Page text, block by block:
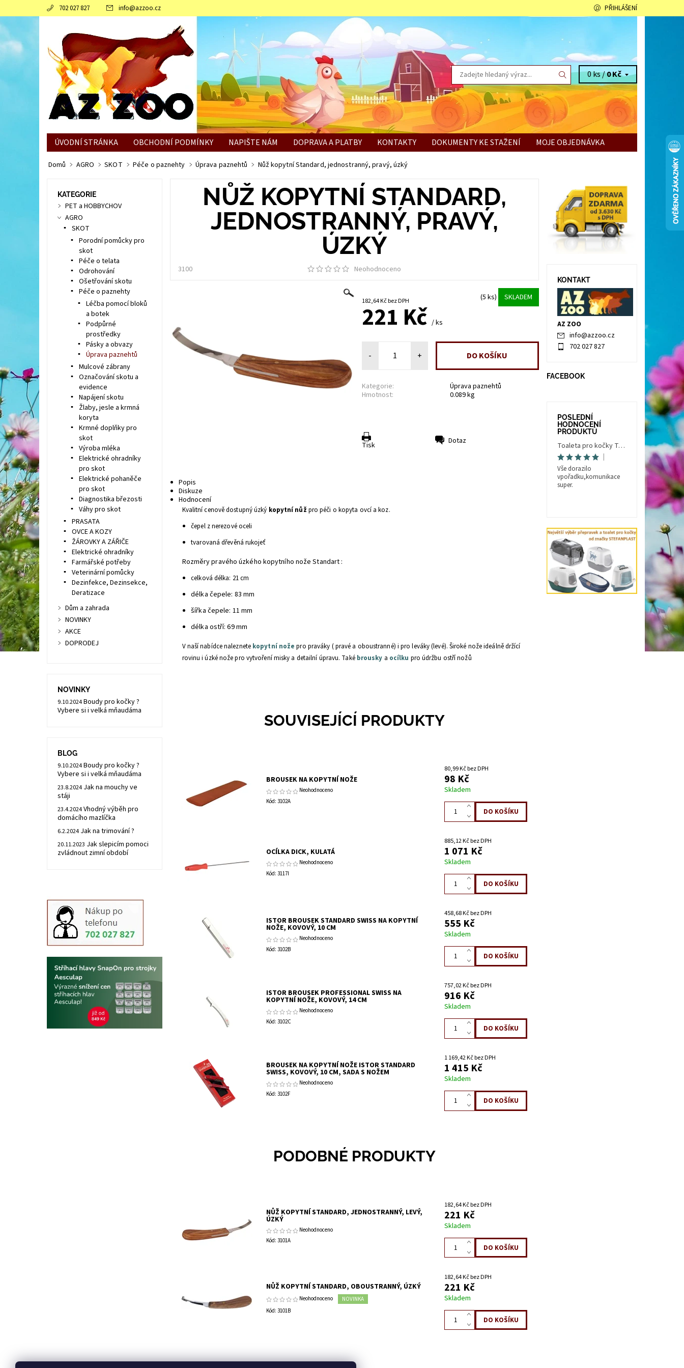
702 027 827 info@azzoo.cz PŘIHLÁŠENÍ
0 ks /0 Kč
ÚVODNÍ STRÁNKA OBCHODNÍ PODMÍNKY NAPIŠTE NÁM DOPRAVA A PLATBY KONTAKTY DOKUMENTY KE STAŽENÍ
MOJE OBJEDNÁVKA
JAK SLEPICÍM POMOCI ZVLÁDNOUT ZIMNÍ OBDOBÍ
Domů AGRO SKOT Péče o paznehty Úprava paznehtů Nůž kopytní Standard, jednostranný, pravý, úzký
NŮŽ KOPYTNÍ STANDARD,
JEDNOSTRANNÝ, PRAVÝ,
ÚZKÝ
3100 Neohodnoceno
182,64 Kč bez DPH (5 ks) SKLADEM
221 Kč/ ks
- +
Kategorie:
Úprava paznehtů
Hmotnost:
0.089 kg
Tisk Dotaz
Popis
Diskuze
Hodnocení
Kvalitní cenově dostupný úzký kopytní nůž pro péči o kopyta ovcí a koz.
čepel z nerezové oceli
tvarovaná dřevěná rukojeť
Rozměry pravého úzkého kopytního nože Standart :
celková délka: 21 cm
délka čepele: 83 mm
šířka čepele: 11 mm
délka ostří: 69 mm
V naší nabídce naleznete kopytní nože pro praváky ( pravé a oboustranné) i pro leváky (levé). Široké nože ideálně držící
rovinu i úzké nože pro vytvoření misky a detailní úpravu. Také brousky a ocílku pro údržbu ostří nožů
SOUVISEJÍCÍ PRODUKTY
BROUSEK NA KOPYTNÍ NOŽE
Neohodnoceno
Kód: 3102A
80,99 Kč bez DPH
98 Kč
Skladem
OCÍLKA DICK, KULATÁ
Neohodnoceno
Kód: 3117I
885,12 Kč bez DPH
1 071 Kč
Skladem
ISTOR BROUSEK STANDARD SWISS NA KOPYTNÍ
NOŽE, KOVOVÝ, 10 CM
Neohodnoceno
Kód: 3102B
458,68 Kč bez DPH
555 Kč
Skladem
ISTOR BROUSEK PROFESSIONAL SWISS NA
KOPYTNÍ NOŽE, KOVOVÝ, 14 CM
Neohodnoceno
Kód: 3102C
757,02 Kč bez DPH
916 Kč
Skladem
BROUSEK NA KOPYTNÍ NOŽE ISTOR STANDARD
SWISS, KOVOVÝ, 10 CM, SADA S NOŽEM
Neohodnoceno
Kód: 3102F
1 169,42 Kč bez DPH
1 415 Kč
Skladem
PODOBNÉ PRODUKTY
NŮŽ KOPYTNÍ STANDARD, JEDNOSTRANNÝ, LEVÝ,
ÚZKÝ
Neohodnoceno
Kód: 3101A
182,64 Kč bez DPH
221 Kč
Skladem
NŮŽ KOPYTNÍ STANDARD, OBOUSTRANNÝ, ÚZKÝ
Neohodnoceno
NOVINKA
Kód: 3101B
182,64 Kč bez DPH
221 Kč
Skladem
KATEGORIE
PET a HOBBYCHOV
AGRO
SKOT
Porodní pomůcky pro
skot
Péče o telata
Odrohování
Ošetřování skotu
Péče o paznehty
Léčba pomocí bloků
a botek
Podpůrné
prostředky
Pásky a obvazy
Úprava paznehtů
Mulcové zábrany
Označování skotu a
evidence
Napájení skotu
Žlaby, jesle a krmná
koryta
Krmné doplňky pro
skot
Výroba mléka
Elektrické ohradníky
pro skot
Elektrické pohaněče
pro skot
Diagnostika březosti
Váhy pro skot
PRASATA
OVCE A KOZY
ŽÁROVKY A ZÁŘIČE
Elektrické ohradníky
Farmářské potřeby
Veterinární pomůcky
Dezinfekce, Dezinsekce,
Deratizace
Dům a zahrada
NOVINKY
AKCE
DOPRODEJ
NOVINKY
9.10.2024Boudy pro kočky ?
Vybere si i velká mňaudáma
BLOG
9.10.2024Boudy pro kočky ?
Vybere si i velká mňaudáma
23.8.2024 Jak na mouchy ve
stáji
23.4.2024Vhodný výběh pro
domácího mazlíčka
6.2.2024 Jak na trimování ?
20.11.2023 Jak slepicím pomoci
zvládnout zimní období
KONTAKT
AZ ZOO
info@azzoo.cz
702 027 827
FACEBOOK
POSLEDNÍ
HODNOCENÍ
PRODUKTŮ
Toaleta pro kočky Trés Chic Indoor Filter, krytá - kočičí WC s filtrem, holubí šedá/bílá
|
Vše dorazilo
vpořadku,komunikace
super.